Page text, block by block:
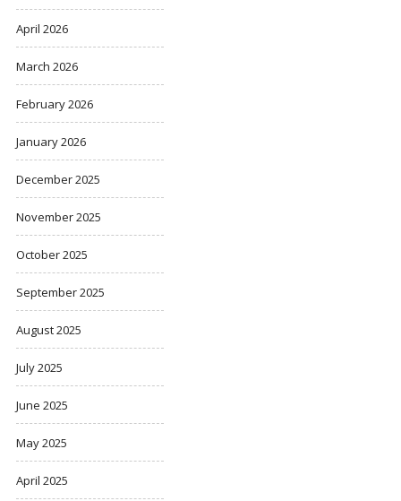
April 2026
March 2026
February 2026
January 2026
December 2025
November 2025
October 2025
September 2025
August 2025
July 2025
June 2025
May 2025
April 2025